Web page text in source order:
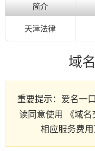
简介
天津法律
域
重要提示：爱名一
读同意使用 《域
相应服务费